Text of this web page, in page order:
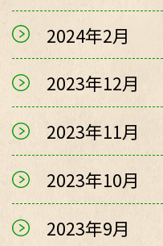
2024年2月
2023年12月
2023年11月
2023年10月
2023年9月